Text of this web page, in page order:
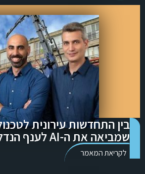
בין התחדשות עירונית
שמביאה את ה-AI לענף הנדל"ן
לקריאת המאמר